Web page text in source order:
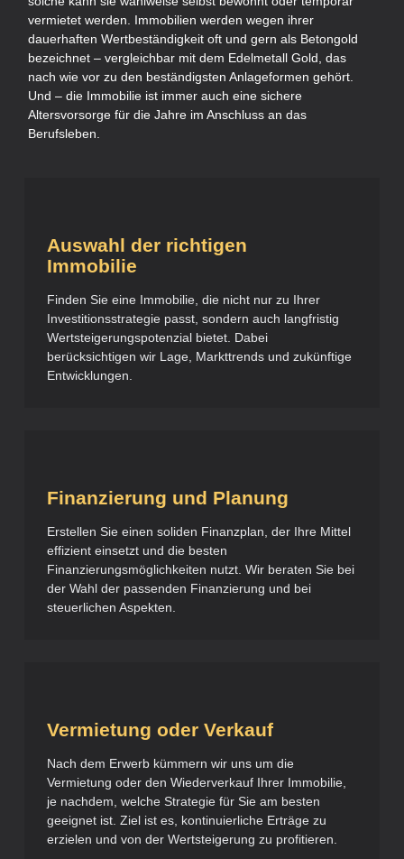
vermietet werden. Immobilien werden wegen ihrer
dauerhaften Wertbeständigkeit oft und gern als Betongold
bezeichnet – vergleichbar mit dem Edelmetall Gold, das
nach wie vor zu den beständigsten Anlageformen gehört.
Und – die Immobilie ist immer auch eine sichere
Altersvorsorge für die Jahre im Anschluss an das
Berufsleben.
Auswahl der richtigen
Immobilie
Finden Sie eine Immobilie, die nicht nur zu Ihrer
Investitionsstrategie passt, sondern auch langfristig
Wertsteigerungspotenzial bietet. Dabei
berücksichtigen wir Lage, Markttrends und zukünftige
Entwicklungen.
Finanzierung und Planung
Erstellen Sie einen soliden Finanzplan, der Ihre Mittel
effizient einsetzt und die besten
Finanzierungsmöglichkeiten nutzt. Wir beraten Sie bei
der Wahl der passenden Finanzierung und bei
steuerlichen Aspekten.
Vermietung oder Verkauf
Nach dem Erwerb kümmern wir uns um die
Vermietung oder den Wiederverkauf Ihrer Immobilie,
je nachdem, welche Strategie für Sie am besten
geeignet ist. Ziel ist es, kontinuierliche Erträge zu
erzielen und von der Wertsteigerung zu profitieren.